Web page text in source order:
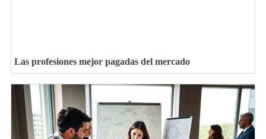
Las profesiones mejor pagadas del mercado